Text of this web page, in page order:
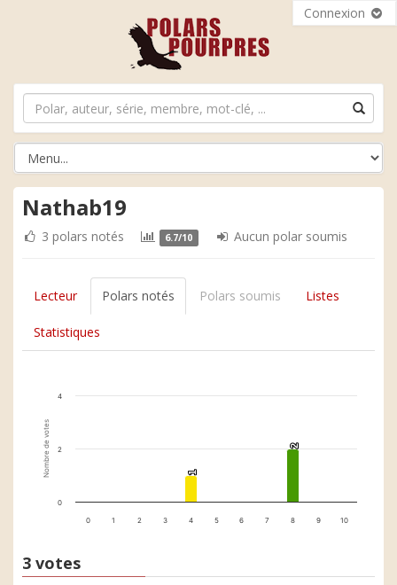
Connexion
Nathab19
3 polars notés 6.7/10 Aucun polar soumis
Lecteur Polars notés Polars soumis Listes
Statistiques
Nombre de votes 1
1
2
2
0 1 2 3 4 5 6 7 8 9 10
0
2
4
3 votes